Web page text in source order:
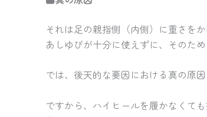
それは足の親指側（内側）に重さを
あしゆびが十分に使えずに、そのた
では、後天的な要因における真の原
ですから、ハイヒールを履かなくて